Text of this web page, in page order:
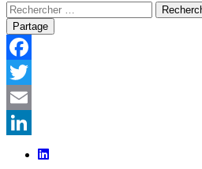
Rechercher
: Partage
Facebook
Twitter
Email
LinkedIn